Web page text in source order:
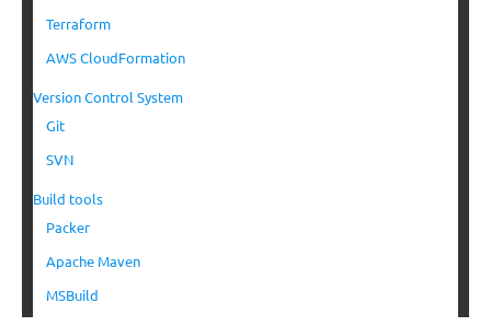
Terraform
AWS CloudFormation
Version Control System
Git
SVN
Build tools
Packer
Apache Maven
MSBuild